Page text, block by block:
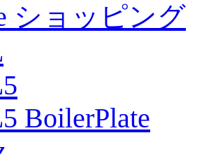
ショッピング
BoilerPlate